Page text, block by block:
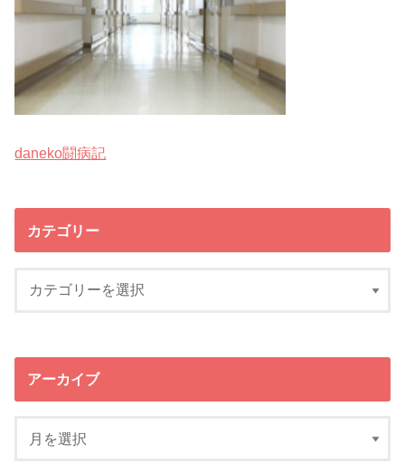
daneko闘病記
カテゴリー
アーカイブ